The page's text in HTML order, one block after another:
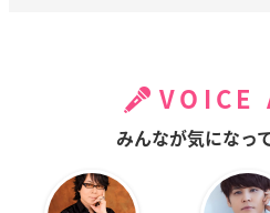
VOICE
みんなが気になっ